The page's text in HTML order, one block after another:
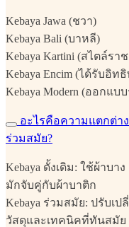
Kebaya Jawa (ชวา)
Kebaya Bali (บาหลี)
Kebaya Kartini (สไตล์รา
Kebaya Encim (ได้รับอิ
Kebaya Modern (ออกแบ
อะไรคือความแตกต่าง
ร่วมสมัย?
Kebaya ดั้งเดิม: ใช้ผ้าบ
มักจับคู่กับผ้าบาติก
Kebaya ร่วมสมัย: ปรับเ
วัสดุและเทคนิคที่ทันสมัย